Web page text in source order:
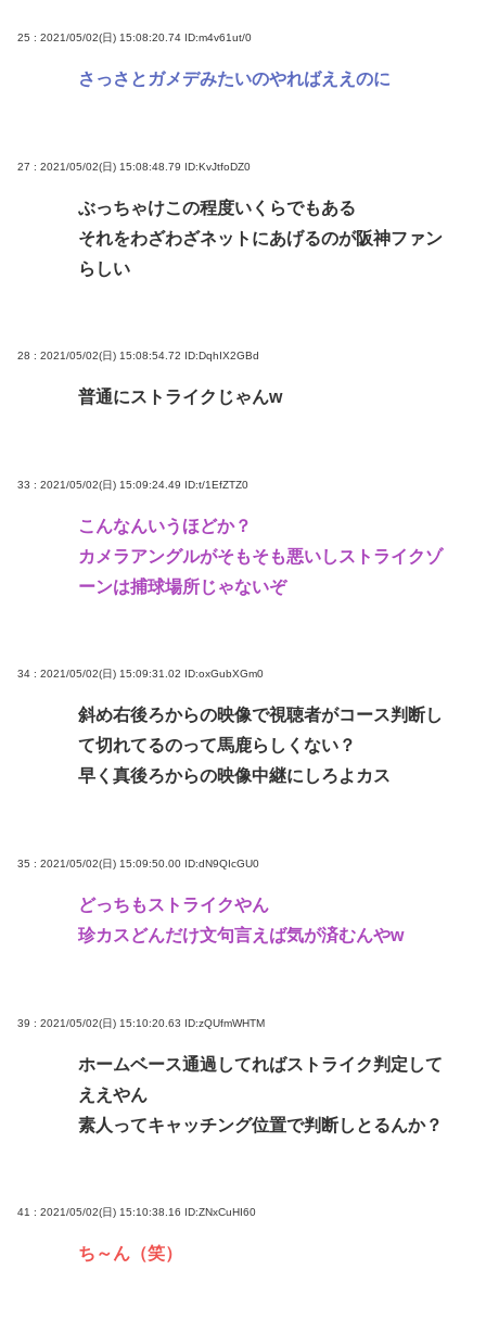
25 : 2021/05/02(日) 15:08:20.74 ID:m4v61ut/0
さっさとガメデみたいのやればええのに
27 : 2021/05/02(日) 15:08:48.79 ID:KvJtfoDZ0
ぶっちゃけこの程度いくらでもある
それをわざわざネットにあげるのが阪神ファン
らしい
28 : 2021/05/02(日) 15:08:54.72 ID:DqhIX2GBd
普通にストライクじゃんw
33 : 2021/05/02(日) 15:09:24.49 ID:t/1EfZTZ0
こんなんいうほどか？
カメラアングルがそもそも悪いしストライクゾ
ーンは捕球場所じゃないぞ
34 : 2021/05/02(日) 15:09:31.02 ID:oxGubXGm0
斜め右後ろからの映像で視聴者がコース判断し
て切れてるのって馬鹿らしくない？
早く真後ろからの映像中継にしろよカス
35 : 2021/05/02(日) 15:09:50.00 ID:dN9QIcGU0
どっちもストライクやん
珍カスどんだけ文句言えば気が済むんやw
39 : 2021/05/02(日) 15:10:20.63 ID:zQUfmWHTM
ホームベース通過してればストライク判定して
ええやん
素人ってキャッチング位置で判断しとるんか？
41 : 2021/05/02(日) 15:10:38.16 ID:ZNxCuHI60
ち～ん（笑）